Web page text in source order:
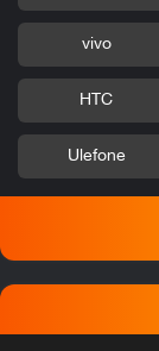
vivo
HTC
Ulefone